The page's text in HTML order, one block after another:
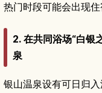
热门时段可能会出现
2. 在共同浴场“白
泉
银山温泉设有可日归入